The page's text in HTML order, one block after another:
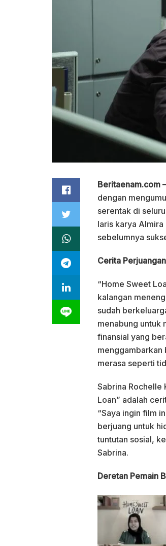
Beritaenam.com
dengan
serentak di
laris karya
sebelumnya
Cerita
“Home Sweet
kalangan
sudah
menabung untuk
finansial yang
menggambarkan
merasa seperti
Sabrina Rochelle
Loan” adalah
“Saya ingin film
berjuang untuk
tuntutan sosial,
Sabrina.
Deretan Pemain